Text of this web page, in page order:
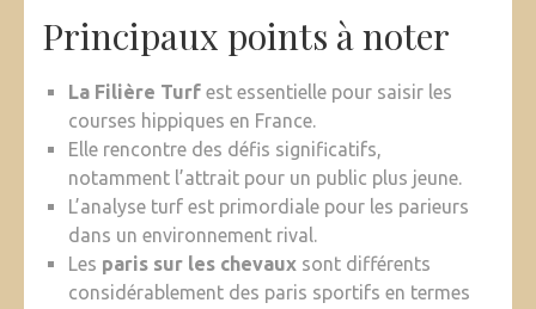
Principaux points à noter
La Filière Turf est essentielle pour saisir les
courses hippiques en France.
Elle rencontre des défis significatifs,
notamment l’attrait pour un public plus jeune.
L’analyse turf est primordiale pour les parieurs
dans un environnement rival.
Les paris sur les chevaux sont différents
considérablement des paris sportifs en termes